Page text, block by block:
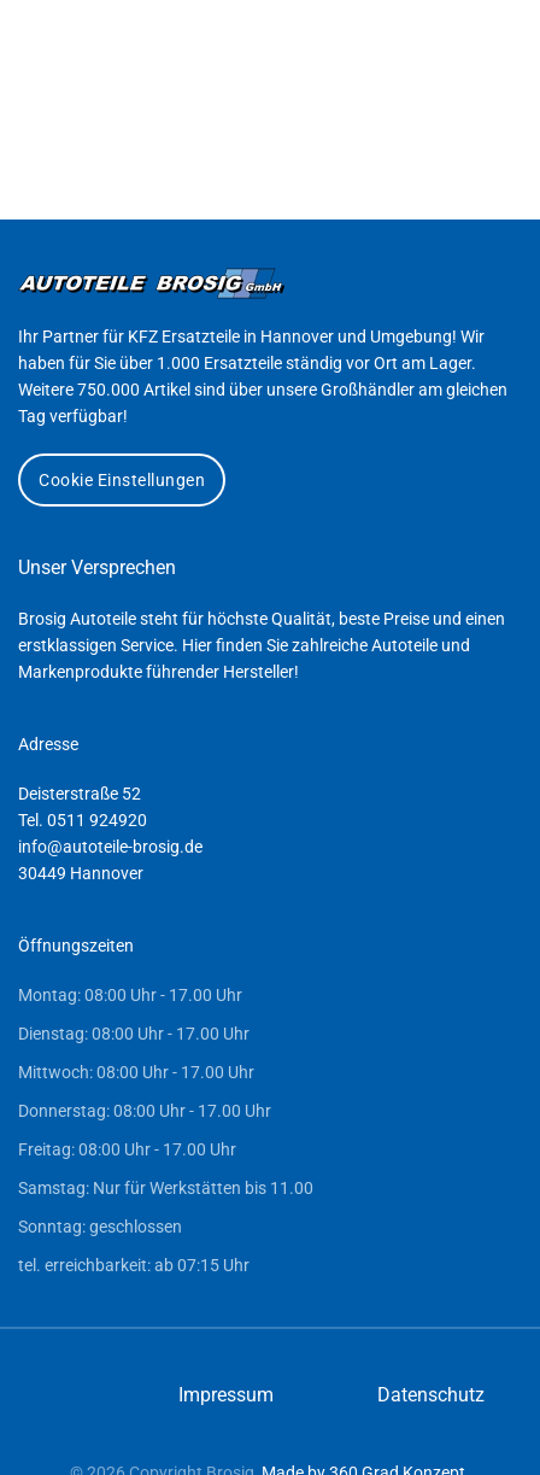
Ihr Partner für KFZ Ersatzteile in Hannover und Umgebung! Wir
haben für Sie über 1.000 Ersatzteile ständig vor Ort am Lager.
Weitere 750.000 Artikel sind über unsere Großhändler am gleichen
Tag verfügbar!
Cookie Einstellungen
Unser Versprechen
Brosig Autoteile steht für höchste Qualität, beste Preise und einen
erstklassigen Service. Hier finden Sie zahlreiche Autoteile und
Markenprodukte führender Hersteller!
Adresse
Deisterstraße 52
Tel. 0511 924920
info@autoteile-brosig.de
30449 Hannover
Öffnungszeiten
Montag: 08:00 Uhr - 17.00 Uhr
Dienstag: 08:00 Uhr - 17.00 Uhr
Mittwoch: 08:00 Uhr - 17.00 Uhr
Donnerstag: 08:00 Uhr - 17.00 Uhr
Freitag: 08:00 Uhr - 17.00 Uhr
Samstag: Nur für Werkstätten bis 11.00
Sonntag: geschlossen
tel. erreichbarkeit: ab 07:15 Uhr
Impressum Datenschutz